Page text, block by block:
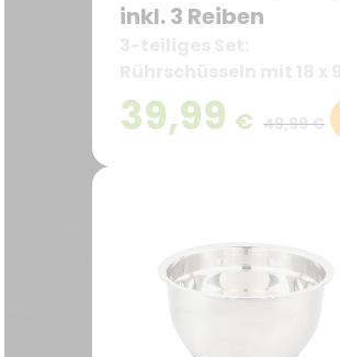
inkl. 3 Reiben
cm, 22 x 11,2 cm und 26 x
13,5 cm – ideal für jede
39,99 € 49,99 €